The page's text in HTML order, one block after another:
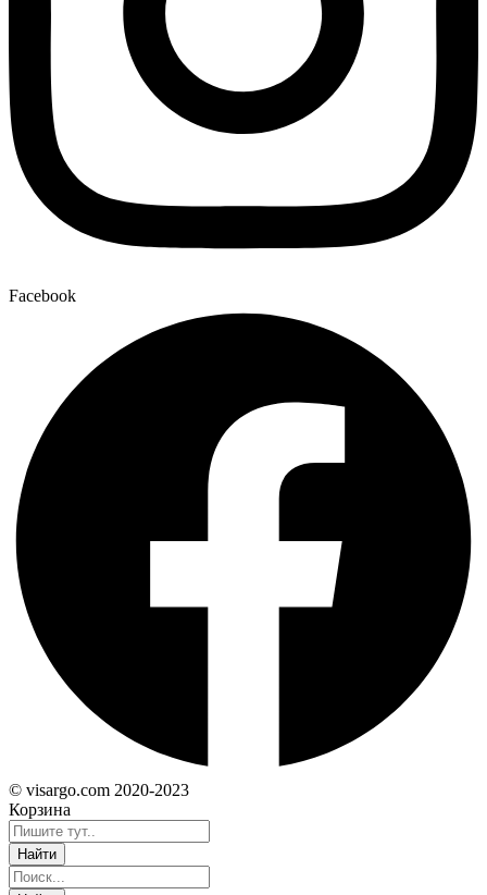
Facebook
© visargo.com 2020-2023
Корзина